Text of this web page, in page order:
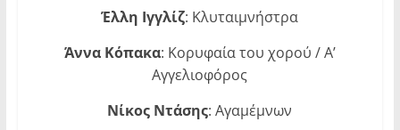
Έλλη Ιγγλίζ: Κλυταιμνήστρα
Άννα Κόπακα: Κορυφαία του χορού / Α’
Αγγελιοφόρος
Νίκος Ντάσης: Αγαμέμνων